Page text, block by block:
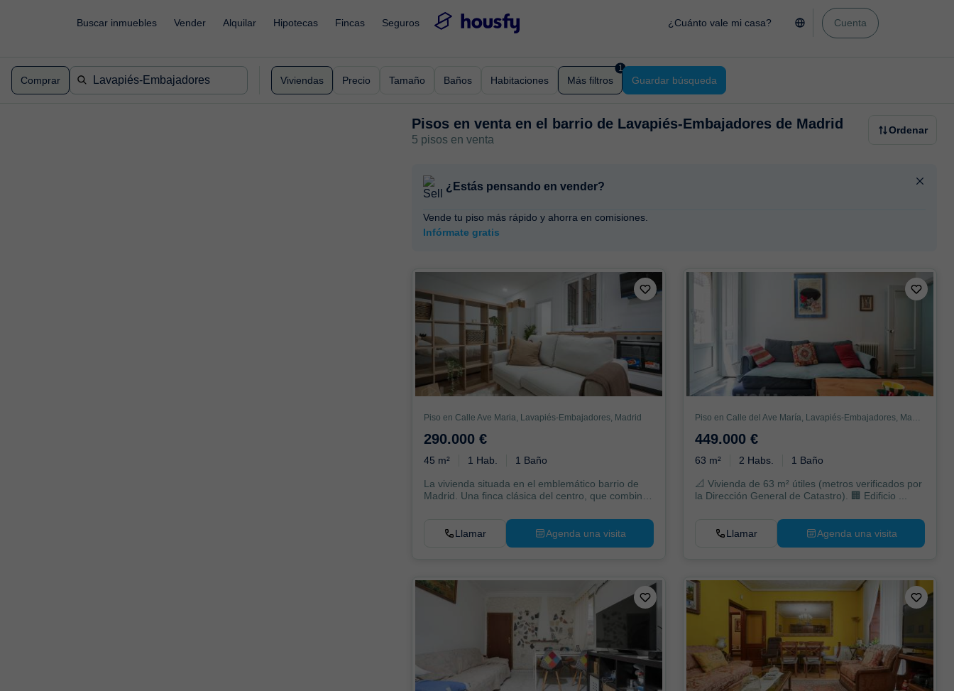
Buscar inmuebles Vender Alquilar Hipotecas Fincas Seguros ¿Cuánto vale mi casa? Cuenta
Comprar Viviendas Precio Tamaño Baños Habitaciones Más filtros
1
Guardar búsqueda
Pisos en venta en el barrio de Lavapiés-Embajadores de Madrid
5 pisos en venta
Ordenar
¿Estás pensando en vender?
Vende tu piso más rápido y ahorra en comisiones.
Infórmate gratis
Piso en Calle Ave Maria, Lavapiés-Embajadores, Madrid
290.000 €
45 m² 1 Hab. 1 Baño
La vivienda situada en el emblemático barrio de
Madrid. Una finca clásica del centro, que combina
Llamar Agenda una visita
449.000 €
63 m² 2 Habs. 1 Baño
📐 Vivienda de 63 m² útiles (metros verificados por
la Dirección General de Catastro). 🏢 Edificio ...
Llamar Agenda una visita